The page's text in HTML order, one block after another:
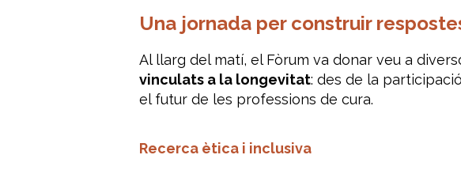
Una jornada per construir
Al llarg del matí, el Fòrum va donar veu a
vinculats a la longevitat: des de la
el futur de les professions de cura.
Recerca ètica i inclusiva